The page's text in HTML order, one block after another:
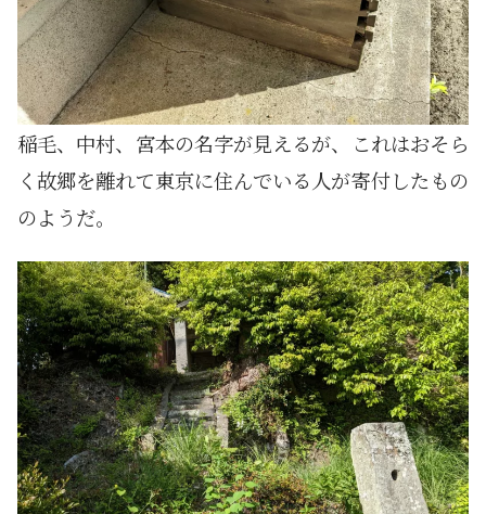
稲毛、中村、宮本の名字が見えるが、これはおそら
く故郷を離れて東京に住んでいる人が寄付したもの
のようだ。